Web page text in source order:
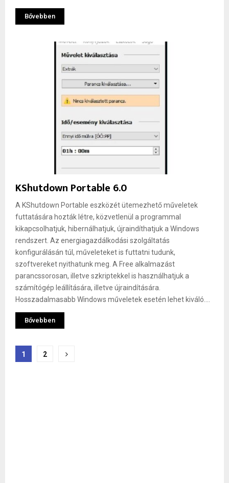
Bővebben
KShutdown Portable 6.0
A KShutdown Portable eszközét ütemezhető műveletek
futtatására hozták létre, közvetlenül a programmal
kikapcsolhatjuk, hibernálhatjuk, újraindíthatjuk a Windows
rendszert. Az energiagazdálkodási szolgáltatás
konfigurálásán túl, műveleteket is futtatni tudunk,
szoftvereket nyithatunk meg. A Free alkalmazást
parancssorosan, illetve szkriptekkel is használhatjuk a
számítógép leállítására, illetve újraindítására.
Hosszadalmasabb Windows műveletek esetén lehet kiváló....
Bővebben
Bejegyzések
1 2